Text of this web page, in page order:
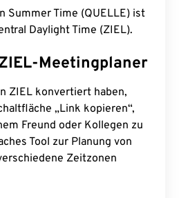
Summer Time (QUELLE) ist
Daylight Time (ZIEL).
Meetingplaner
ZIEL konvertiert haben,
„Link kopieren“,
Freund oder Kollegen zu
Tool zur Planung von
Zeitzonen